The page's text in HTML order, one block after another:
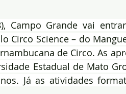
Campo Grande vai
Circo Science – do
de Circo. As
Estadual de Mato
Já as atividades